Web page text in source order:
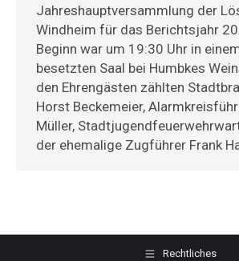
Jahreshauptversammlung der
Windheim für das Berichtsjahr
Beginn war um 19:30 Uhr in
besetzten Saal bei Humbkes
den Ehrengästen zählten
Horst Beckemeier,
Müller,
der ehemalige Zugführer Frank
Rechtliches